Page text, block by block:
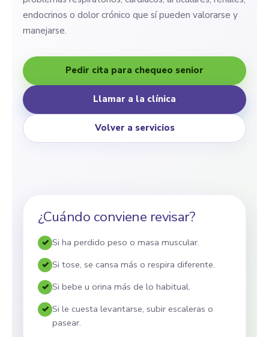
endocrinos o dolor crónico que sí pueden valorarse y
manejarse.
Pedir cita para chequeo senior
Llamar a la clínica
Volver a servicios
¿Cuándo conviene revisar?
Si ha perdido peso o masa muscular.
Si tose, se cansa más o respira diferente.
Si bebe u orina más de lo habitual.
Si le cuesta levantarse, subir escaleras o
pasear.